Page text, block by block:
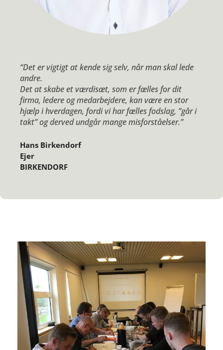
“Det er vigtigt at kende sig selv, når man skal lede
andre.
Det at skabe et værdisæt, som er fælles for dit
firma, ledere og medarbejdere, kan være en stor
hjælp i hverdagen, fordi vi har fælles fodslag, ”går i
takt” og derved undgår mange misforståelser.”
Hans Birkendorf
Ejer
BIRKENDORF